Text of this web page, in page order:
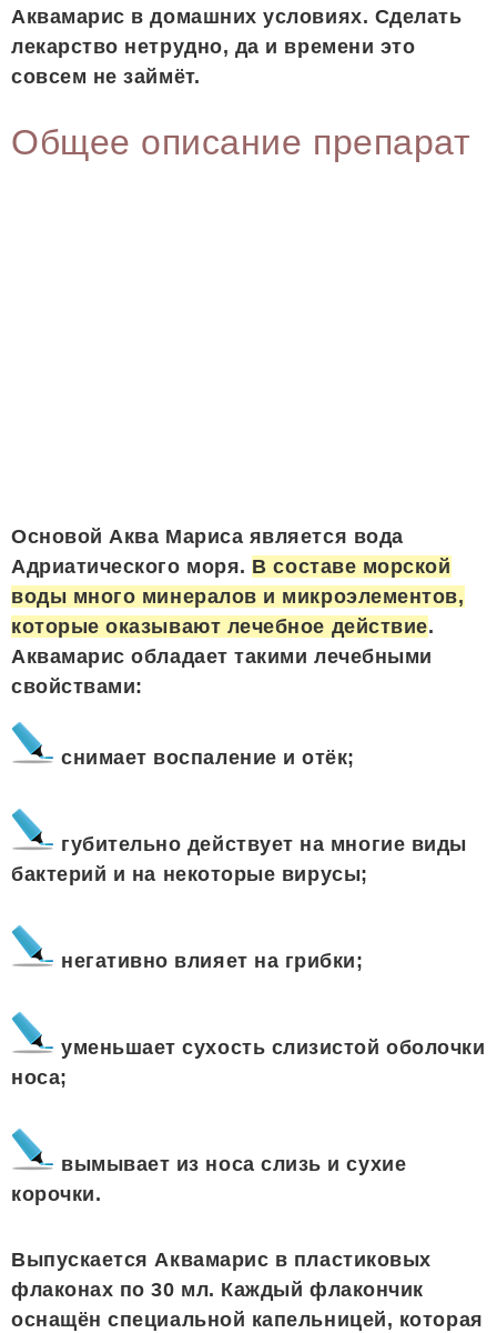
Аквамарис в домашних условиях. Сделать
лекарство нетрудно, да и времени это
совсем не займёт.
Общее описание препарат
Основой Аква Мариса является вода
Адриатического моря. В составе морской
воды много минералов и микроэлементов,
которые оказывают лечебное действие.
Аквамарис обладает такими лечебными
свойствами:
снимает воспаление и отёк;
губительно действует на многие виды
бактерий и на некоторые вирусы;
негативно влияет на грибки;
уменьшает сухость слизистой оболочки
носа;
вымывает из носа слизь и сухие
корочки.
Выпускается Аквамарис в пластиковых
флаконах по 30 мл. Каждый флакончик
оснащён специальной капельницей, которая